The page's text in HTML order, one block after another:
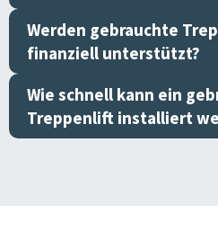
Werden gebrauchte
finanziell unterstützt?
Wie schnell kann ein
Treppenlift installiert